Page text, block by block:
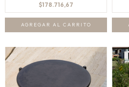
$178.716,67